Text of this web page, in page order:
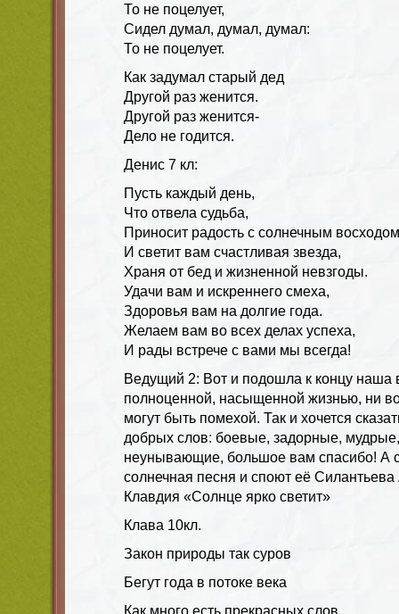
То не поцелует,
Сидел думал, думал, думал:
То не поцелует.
Как задумал старый дед
Другой раз женится.
Другой раз женится-
Дело не годится.
Денис 7 кл:
Пусть каждый день,
Что отвела судьба,
Приносит радость с солнечным
И светит вам счастливая звезда,
Храня от бед и жизненной невзгоды.
Удачи вам и искреннего смеха,
Здоровья вам на долгие года.
Желаем вам во всех делах успеха,
И рады встрече с вами мы всегда!
Ведущий 2: Вот и подошла к концу наша
полноценной, насыщенной жизнью, ни
могут быть помехой. Так и хочется
добрых слов: боевые, задорные,
неунывающие, большое вам спасибо! А
солнечная песня и споют её
Клавдия «Солнце ярко светит»
Клава 10кл.
Закон природы так суров
Бегут года в потоке века
Как много есть прекрасных слов